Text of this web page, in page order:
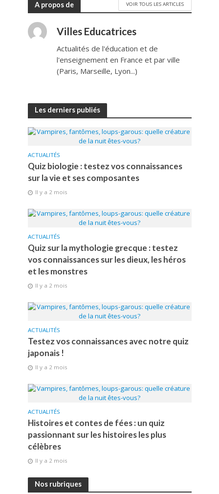
A propos de VOIR TOUS LES ARTICLES
Villes Educatrices
Actualités de l'éducation et de
l'enseignement en France et par ville
(Paris, Marseille, Lyon...)
Les derniers publiés
ACTUALITÉS
Quiz biologie : testez vos connaissances
sur la vie et ses composantes
Il y a 2 mois
ACTUALITÉS
Quiz sur la mythologie grecque : testez
vos connaissances sur les dieux, les héros
et les monstres
Il y a 2 mois
ACTUALITÉS
Testez vos connaissances avec notre quiz
japonais !
Il y a 2 mois
ACTUALITÉS
Histoires et contes de fées : un quiz
passionnant sur les histoires les plus
célèbres
Il y a 2 mois
Nos rubriques